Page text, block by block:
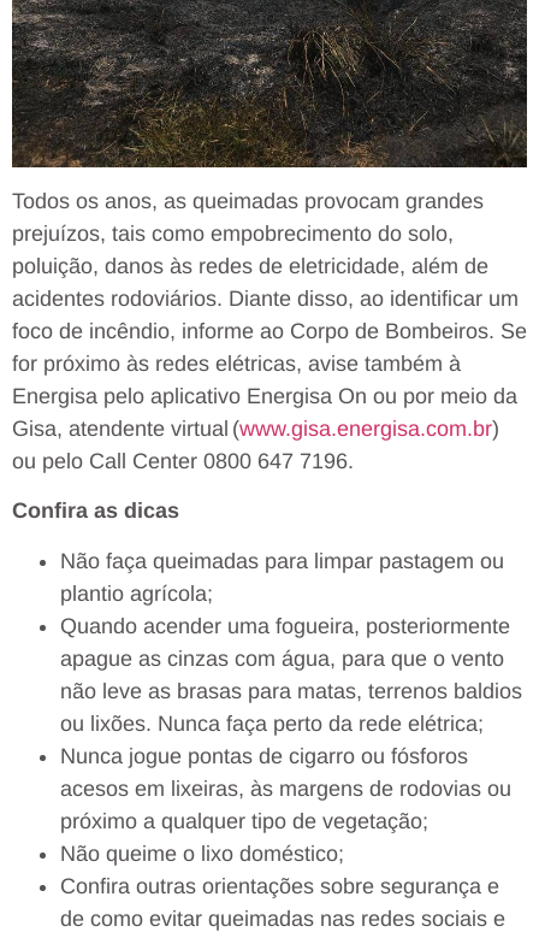
Todos os anos, as queimadas provocam grandes
prejuízos, tais como empobrecimento do solo,
poluição, danos às redes de eletricidade, além de
acidentes rodoviários. Diante disso, ao identificar um
foco de incêndio, informe ao Corpo de Bombeiros. Se
for próximo às redes elétricas, avise também à
Energisa pelo aplicativo Energisa On ou por meio da
Gisa, atendente virtual (www.gisa.energisa.com.br)
ou pelo Call Center 0800 647 7196.
Confira as dicas
Não faça queimadas para limpar pastagem ou
plantio agrícola;
Quando acender uma fogueira, posteriormente
apague as cinzas com água, para que o vento
não leve as brasas para matas, terrenos baldios
ou lixões. Nunca faça perto da rede elétrica;
Nunca jogue pontas de cigarro ou fósforos
acesos em lixeiras, às margens de rodovias ou
próximo a qualquer tipo de vegetação;
Não queime o lixo doméstico;
Confira outras orientações sobre segurança e
de como evitar queimadas nas redes sociais e